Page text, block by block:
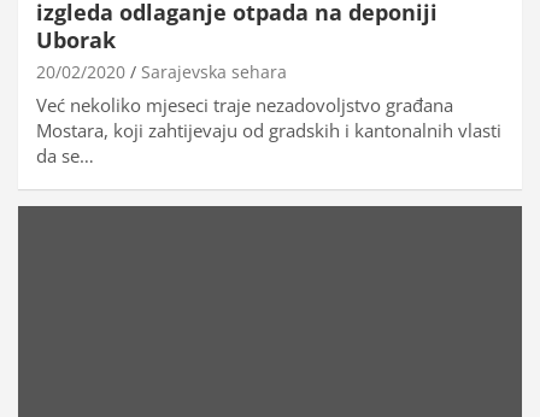
izgleda odlaganje otpada na deponiji
Uborak
20/02/2020 Sarajevska sehara
Već nekoliko mjeseci traje nezadovoljstvo građana
Mostara, koji zahtijevaju od gradskih i kantonalnih vlasti
da se…